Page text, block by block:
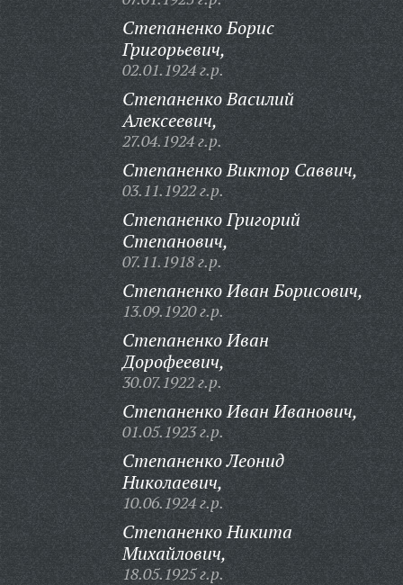
Степаненко Борис
Григорьевич,
02.01.1924 г.р.
Степаненко Василий
Алексеевич,
27.04.1924 г.р.
Степаненко Виктор Саввич,
03.11.1922 г.р.
Степаненко Григорий
Степанович,
07.11.1918 г.р.
Степаненко Иван Борисович,
13.09.1920 г.р.
Степаненко Иван
Дорофеевич,
30.07.1922 г.р.
Степаненко Иван Иванович,
01.05.1923 г.р.
Степаненко Леонид
Николаевич,
10.06.1924 г.р.
Степаненко Никита
Михайлович,
18.05.1925 г.р.